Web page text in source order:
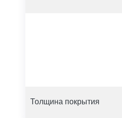
Толщина покрытия